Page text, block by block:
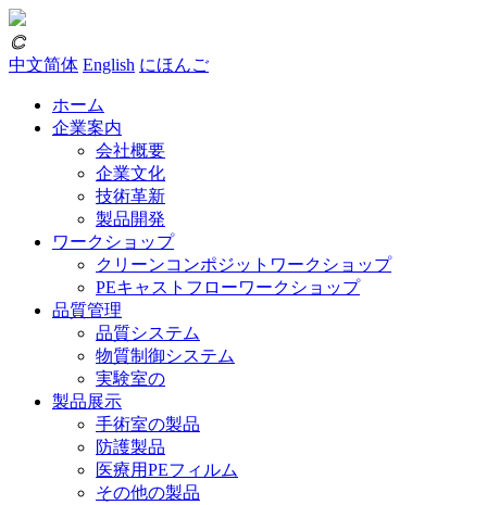
𐃗
中文简体 English にほんご
ホーム
企業案内
会社概要
企業文化
技術革新
製品開発
ワークショップ
クリーンコンポジットワークショップ
PEキャストフローワークショップ
品質管理
品質システム
物質制御システム
実験室の
製品展示
手術室の製品
防護製品
医療用PEフィルム
その他の製品